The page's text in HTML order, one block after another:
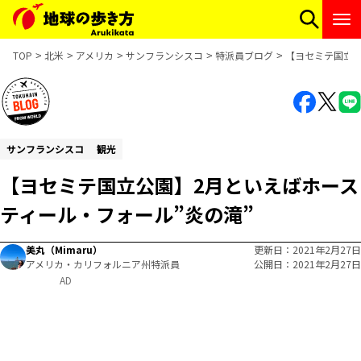
TOP 北米 アメリカ サンフランシスコ 特派員ブログ 【ヨセミテ国
サンフランシスコ 観光
【ヨセミテ国立公園】2月といえばホース
ティール・フォール”炎の滝”
美丸（Mimaru）
アメリカ・カリフォルニア州特派員
更新日
2021年2月27日
公開日
2021年2月27日
AD